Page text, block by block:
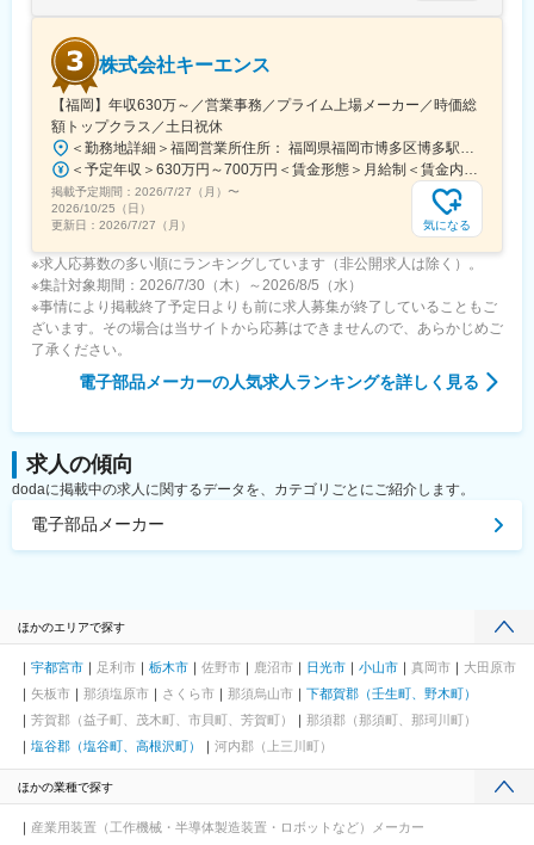
ソニーケミカルを前身として60年以上に渡りエレクトロニクス領
域を中心にお客さまのニーズや課題に応える機能性材料を開発し
提供してきました。製品の小型化や薄型化、視認性の向上など利
便性を高めることに貢献しています。今後も長年培ってきた独自
の技術、新たに生み出すテクノロジーを活かし、自動車、環境、
ライフサイエンスなどの新たな事業領域でも、新しい価値を生み
出し続けていきます。
変更の範囲：会社の定める業務
株式会社キーエンス
【福岡】年収630万～／営業事務／プライム上場メーカー／時価総
額トップクラス／土日祝休
＜勤務地詳細＞福岡営業所住所： 福岡県福岡市博多区博多駅東1-18-33 博多イーストテラス受動喫煙対策：屋内全面禁煙変更の範囲：会社の定める事業所
＜予定年収＞630万円～700万円＜賃金形態＞月給制＜賃金内訳＞月額（基本給）：279,000円～281,000円＜月給＞279,000円～281,000円＜昇給有無＞有＜残業手当＞有＜給与補足＞上記は入社初年度の想定年収です。※月給の金額とは別で、残業代、業績賞与支給有り※賞与：年4回、昇給：年1～2回※経験・能力等を考慮の上、同社規定により待遇を決定します※年収は会社業績によって変動することがあります賃金はあくまでも目安の金額であり、選考を通じて上下する可能性があります。月給(月額)は固定手当を含めた表記です。
掲載予定期間： 2026/7/27（月） 〜
2026/10/25（日）
更新日： 2026/7/27（月） 気になる
※求人応募数の多い順にランキングしています（非公開求人は除く）。
※集計対象期間：2026/7/30（木）～2026/8/5（水）
※事情により掲載終了予定日よりも前に求人募集が終了していることもご
ざいます。その場合は当サイトから応募はできませんので、あらかじめご
了承ください。
電子部品メーカーの人気求人ランキングを詳しく見る
求人の傾向
dodaに掲載中の求人に関するデータを、カテゴリごとにご紹介します。
電子部品メーカー
ほかのエリアで探す
宇都宮市 足利市 栃木市 佐野市 鹿沼市 日光市 小山市 真岡市
大田原市
矢板市
那須塩原市 さくら市 那須烏山市
下都賀郡（壬生町、野木町）
芳賀郡（益子町、茂木町、市貝町、芳賀町）
那須郡（那須町、那珂川町）
塩谷郡（塩谷町、高根沢町）
河内郡（上三川町）
ほかの業種で探す
産業用装置（工作機械・半導体製造装置・ロボットなど）メーカー